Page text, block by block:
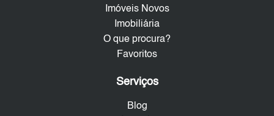
Imóveis Novos
Imobiliária
O que procura?
Favoritos
Serviços
Blog